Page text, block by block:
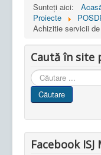
Sunteți aici:
Proiecte
Achizitie servicii
Caută în site
Cauta
in
site
Căutare
Facebook ISJ